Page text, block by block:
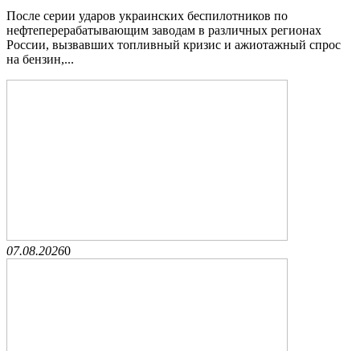
После серии ударов украинских беспилотников по
нефтеперерабатывающим заводам в различных регионах
России, вызвавших топливный кризис и ажиотажный спрос
на бензин,...
07.08.20260